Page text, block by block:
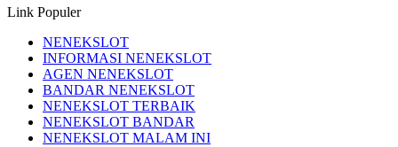
Link Populer
NENEKSLOT
INFORMASI NENEKSLOT
AGEN NENEKSLOT
BANDAR NENEKSLOT
NENEKSLOT TERBAIK
NENEKSLOT BANDAR
NENEKSLOT MALAM INI